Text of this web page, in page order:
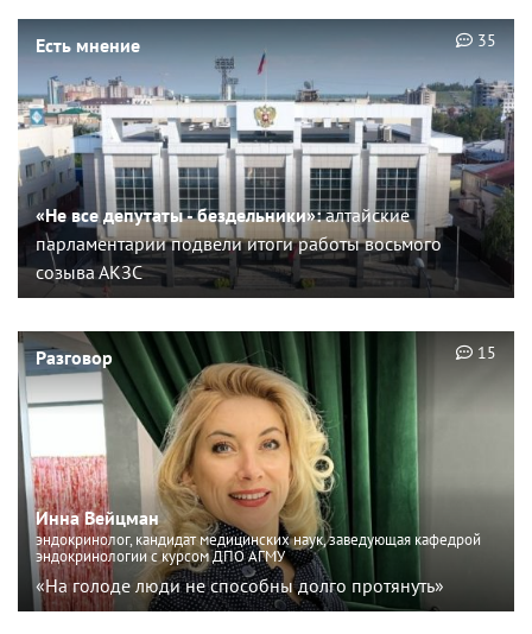
Есть мнение
«Не все депутаты - бездельники»:алтайские
парламентарии подвели итоги работы восьмого
созыва АКЗС
35
Разговор
Инна Вейцман
эндокринолог, кандидат медицинских наук, заведующая кафедрой
эндокринологии с курсом ДПО АГМУ
«На голоде люди не способны долго протянуть»
15